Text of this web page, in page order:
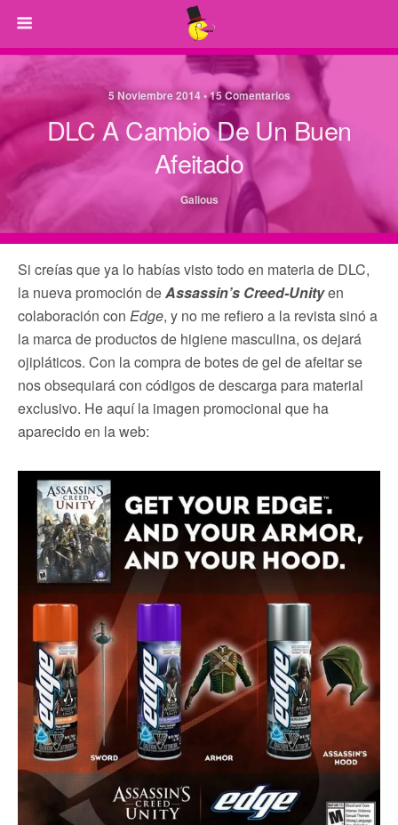
5 Noviembre 2014 • 15 Comentarios
DLC A Cambio De Un Buen
Afeitado
Galious
Si creías que ya lo habías visto todo en materia de DLC,
la nueva promoción deAssassin’s Creed-Unityen
colaboración con Edge, y no me refiero a la revista sinó a
la marca de productos de higiene masculina, os dejará
ojipláticos. Con la compra de botes de gel de afeitar se
nos obsequiará con códigos de descarga para material
exclusivo. He aquí la imagen promocional que ha
aparecido en la web: